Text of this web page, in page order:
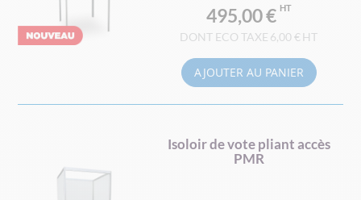
495,00 €
6,00 €
AJOUTER AU PANIER
Isoloir de vote pliant accès
PMR